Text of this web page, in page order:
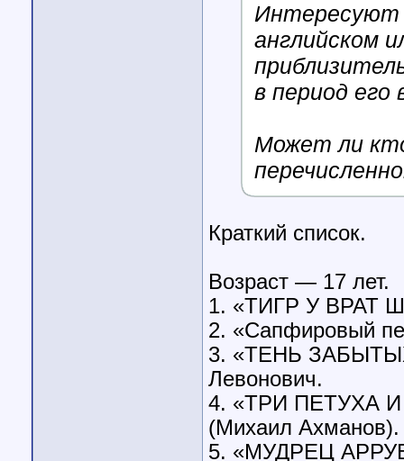
Интересуют
английском
в период его
Может ли
Краткий список.
Возраст — 17 лет.
1. «ТИГР У ВРАТ
2. «Сапфировый
3. «ТЕНЬ
Левонович.
4. «ТРИ ПЕТУХА
(Михаил Ахманов).
5. «МУДРЕЦ